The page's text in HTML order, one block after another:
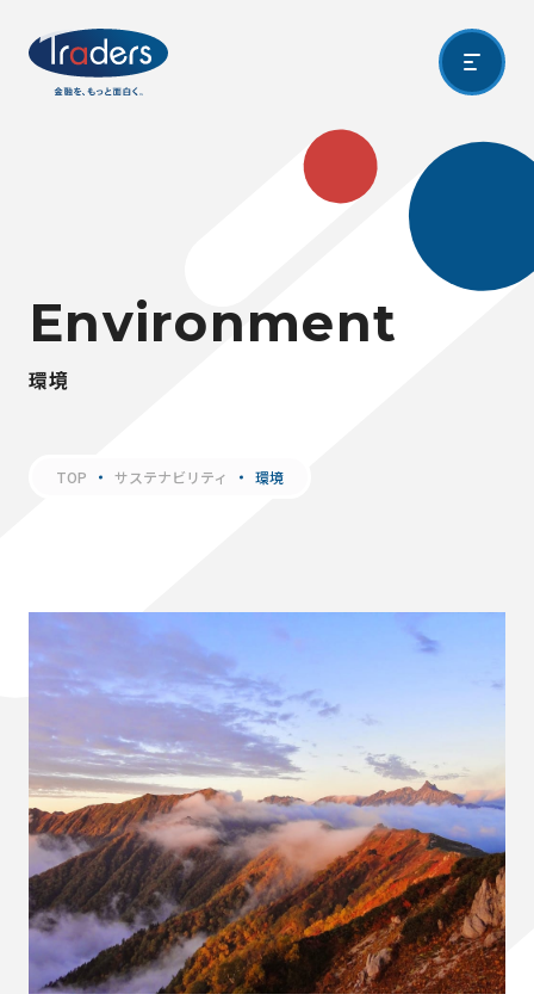
Environment
環境
TOP サステナビリティ 環境